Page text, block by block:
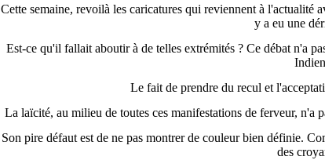
Cette semaine, revoilà les caricatures qui reviennent à l'actualité
y a eu une
Est-ce qu'il fallait aboutir à de telles extrémités ? Ce débat n'a
Le fait de prendre du recul et
La laïcité, au milieu de toutes ces manifestations de ferveur,
Son pire défaut est de ne pas montrer de couleur bien définie.
des